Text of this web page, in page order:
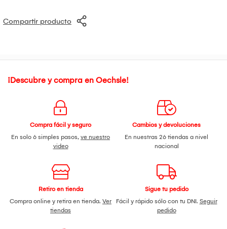
Compartir producto
¡Descubre y compra en Oechsle!
Compra fácil y seguro
En solo 6 simples pasos, ve nuestro
video
Cambios y devoluciones
En nuestras 26 tiendas a nivel
nacional
Retiro en tienda
Compra online y retira en tienda. Ver
tiendas
Sigue tu pedido
Fácil y rápido sólo con tu DNI. Seguir
pedido